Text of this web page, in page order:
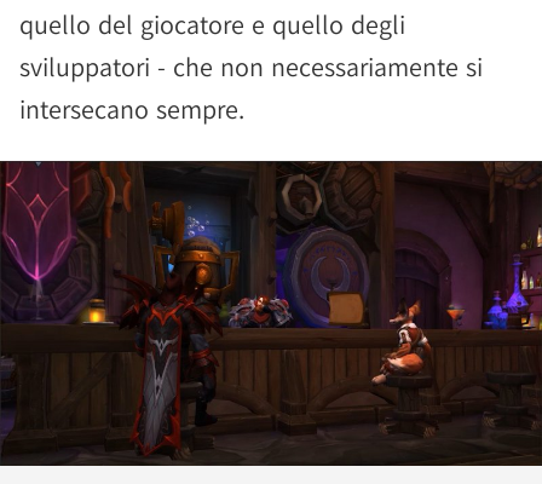
quello del giocatore e quello degli
sviluppatori - che non necessariamente si
intersecano sempre.